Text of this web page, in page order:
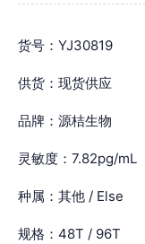
货号：YJ30819
供货：现货供应
品牌：源桔生物
灵敏度：7.82pg/mL
种属：其他 / Else
规格：48T / 96T